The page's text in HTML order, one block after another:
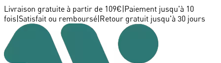
Livraison gratuite à partir de 109€ Paiement jusqu'à 10
fois Satisfait ou remboursé Retour gratuit jusqu'à 30 jours